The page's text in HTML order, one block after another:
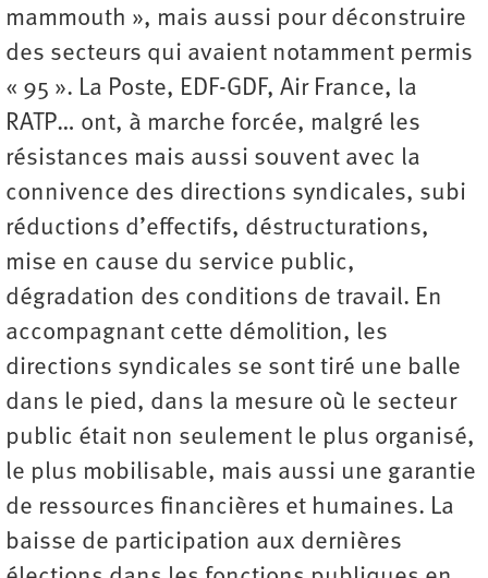
mammouth », mais aussi pour déconstruire
des secteurs qui avaient notamment permis
« 95 ». La Poste, EDF-GDF, Air France, la
RATP… ont, à marche forcée, malgré les
résistances mais aussi souvent avec la
connivence des directions syndicales, subi
réductions d’effectifs, déstructurations,
mise en cause du service public,
dégradation des conditions de travail. En
accompagnant cette démolition, les
directions syndicales se sont tiré une balle
dans le pied, dans la mesure où le secteur
public était non seulement le plus organisé,
le plus mobilisable, mais aussi une garantie
de ressources financières et humaines. La
baisse de participation aux dernières